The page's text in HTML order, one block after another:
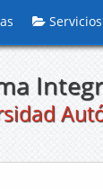
Servicios